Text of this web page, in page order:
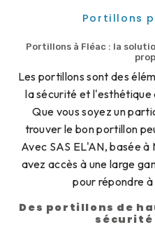
Portillons
Portillons à Fléac : la
Les portillons sont des
la sécurité et
Que vous soyez un
trouver le bon portillon
Avec SAS EL'AN, basée
avez accès à une large
pour répondre à
Des portillons de
sécurité